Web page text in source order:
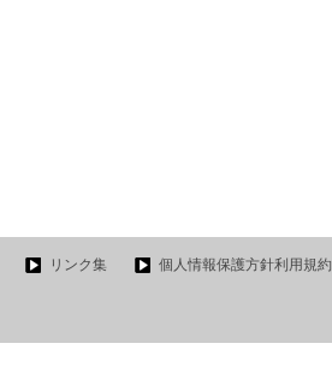
リンク集 個人情報保護方針利用規約